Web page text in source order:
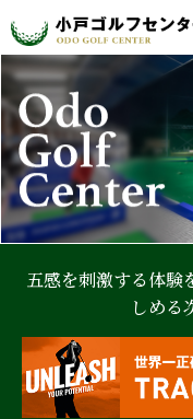
五感を刺激する体験
しめる